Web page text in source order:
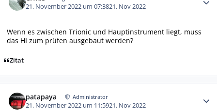
21. November 2022 um 07:3821. Nov 2022
Wenn es zwischen Trionic und Hauptinstrument liegt, muss
das HI zum prüfen ausgebaut werden?
Zitat
patapaya Administrator
21. November 2022 um 11:5921. Nov 2022